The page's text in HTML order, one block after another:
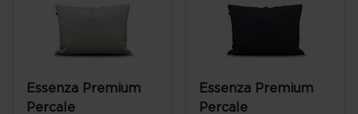
Essenza Premium
Percale
Essenza Premium
Percale